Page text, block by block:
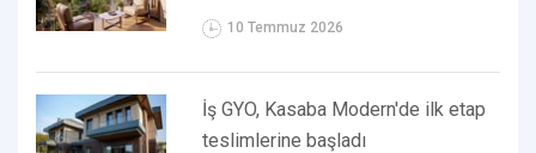
10 Temmuz 2026
İş GYO, Kasaba Modern'de ilk etap
teslimlerine başladı